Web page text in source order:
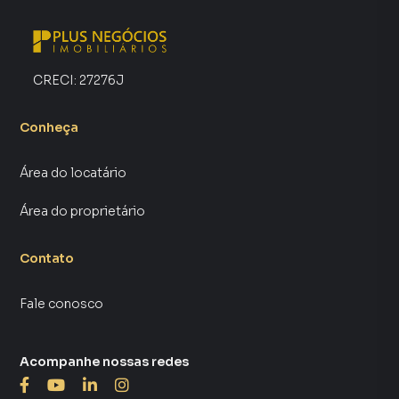
CRECI: 27276J
Conheça
Área do locatário
Área do proprietário
Contato
Fale conosco
Acompanhe nossas redes